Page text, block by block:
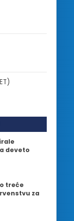
deveto
treće
za